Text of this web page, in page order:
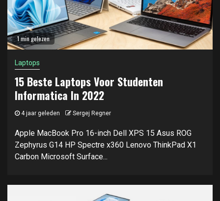
1 min gelezen
Laptops
15 Beste Laptops Voor Studenten
Informatica In 2022
4 jaar geleden Sergej Regner
Apple MacBook Pro 16-inch Dell XPS 15 Asus ROG
Zephyrus G14 HP Spectre x360 Lenovo ThinkPad X1
Carbon Microsoft Surface...